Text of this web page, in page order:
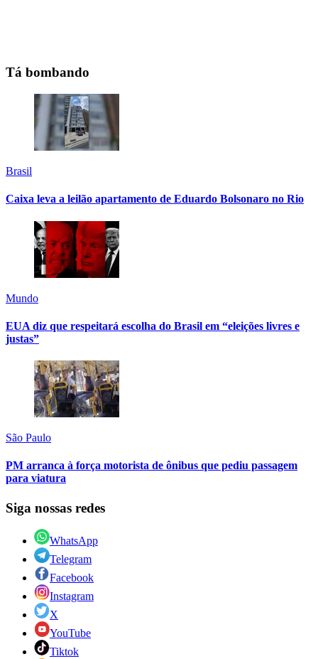
Tá bombando
Brasil
Caixa leva a leilão apartamento de Eduardo Bolsonaro no Rio
Mundo
EUA diz que respeitará escolha do Brasil em “eleições livres e
justas”
São Paulo
PM arranca à força motorista de ônibus que pediu passagem
para viatura
Siga nossas redes
WhatsApp
Telegram
Facebook
Instagram
X
YouTube
Tiktok